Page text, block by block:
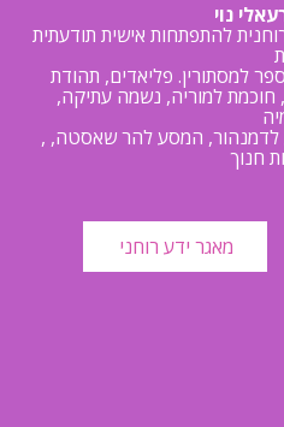
נוי
להתפתחות אישית תודעתית
למסתורין. פליאדים, תהודת
חוכמת למוריה, נשמה עתיקה,
, המסע לדמנהור, המסע להר שאסטה,
חנוך
מאגר ידע רוחני